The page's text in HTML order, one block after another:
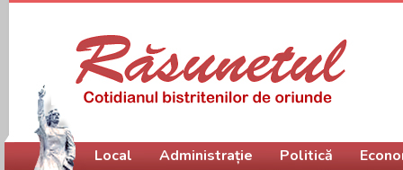
Meniu principal
Local Administrație Politică